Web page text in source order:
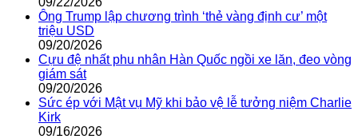
Ông Trump lập chương trình ‘thẻ vàng định cư’ một
triệu USD
09/20/2026
Cựu đệ nhất phu nhân Hàn Quốc ngồi xe lăn, đeo vòng
giám sát
09/20/2026
Sức ép với Mật vụ Mỹ khi bảo vệ lễ tưởng niệm Charlie
Kirk
09/16/2026